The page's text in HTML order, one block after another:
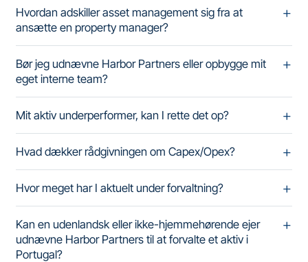
Hvordan adskiller asset management sig fra at
ansætte en property manager?
Bør jeg udnævne Harbor Partners eller opbygge mit
eget interne team?
Mit aktiv underperformer, kan I rette det op?
Hvad dækker rådgivningen om Capex/Opex?
Hvor meget har I aktuelt under forvaltning?
Kan en udenlandsk eller ikke-hjemmehørende ejer
udnævne Harbor Partners til at forvalte et aktiv i
Portugal?